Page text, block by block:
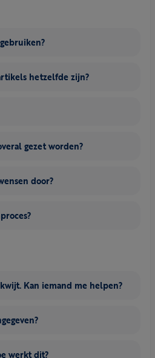
hetzelfde zijn?
gezet worden?
door?
Kan iemand me helpen?
werkt dit?